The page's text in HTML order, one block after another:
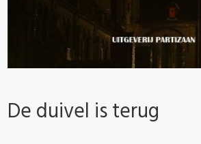
De duivel is terug